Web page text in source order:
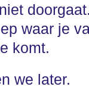
waar je
komt.
we later.